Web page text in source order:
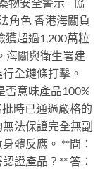
角色 香港海關負
獲超過1,200萬粒
海關與衛生署建
全鏈條打擊。
否意味產品100%
時已通過嚴格的
法保證完全無副
體反應。 **問：
證產品？** 答：